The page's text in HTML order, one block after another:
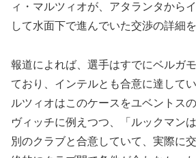
ィ・マルツィオが、アタランタから
して水面下で進んでいた交渉の詳細を
報道によれば、選手はすでにベルガ
ており、インテルとも合意に達して
ルツィオはこのケースをユベントス
ヴィッチに例えつつ、「ルックマン
別のクラブと合意していて、実際に